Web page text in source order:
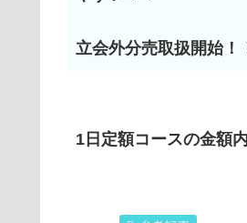
立会外分売取扱開始！
1日定額コースの金額